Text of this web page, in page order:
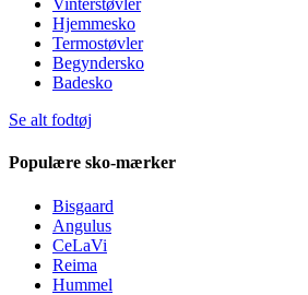
Vinterstøvler
Hjemmesko
Termostøvler
Begyndersko
Badesko
Se alt fodtøj
Populære sko-mærker
Bisgaard
Angulus
CeLaVi
Reima
Hummel